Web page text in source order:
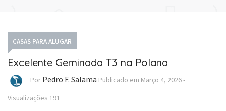
CASAS PARA ALUGAR
Excelente Geminada T3 na Polana
Por Pedro F. Salama Publicado em Março 4, 2026-
Visualizações 191